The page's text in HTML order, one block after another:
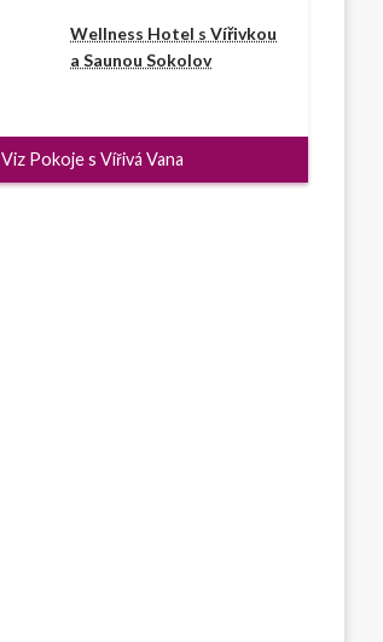
Wellness Hotel s Vířivkou
a Saunou Sokolov
Viz Pokoje s Vířivá Vana